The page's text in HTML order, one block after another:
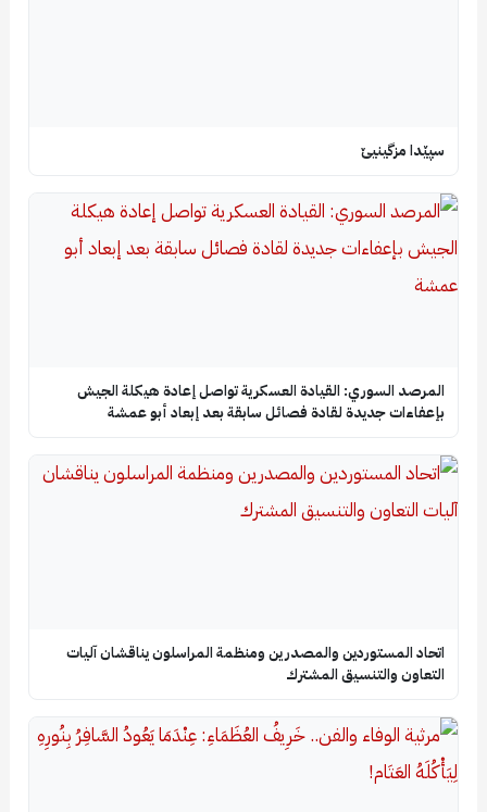
سپێدا مزگینیێ
المرصد السوري: القيادة العسكرية تواصل إعادة هيكلة الجيش
بإعفاءات جديدة لقادة فصائل سابقة بعد إبعاد أبو عمشة
اتحاد المستوردين والمصدرين ومنظمة المراسلون يناقشان آليات
التعاون والتنسيق المشترك